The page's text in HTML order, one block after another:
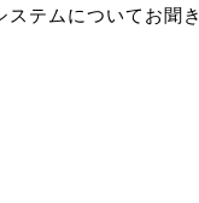
テムについてお聞き